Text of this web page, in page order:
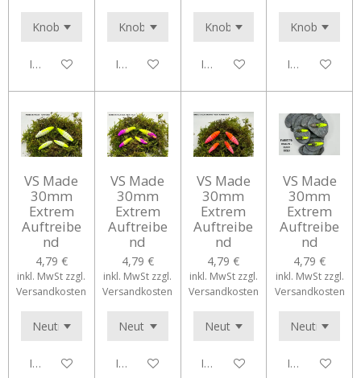
In den WarenkorbIn den WarenkorbIn den WarenkorbIn den
VS Made
30mm
Extrem
Auftreibe
nd
4,79 €
inkl. MwSt zzgl.
Versandkosten
In den Warenkorb
VS Made
30mm
Extrem
Auftreibe
nd
4,79 €
inkl. MwSt zzgl.
Versandkosten
In den Warenkorb
VS Made
30mm
Extrem
Auftreibe
nd
4,79 €
inkl. MwSt zzgl.
Versandkosten
In den Warenkorb
VS Made
30mm
Extrem
Auftreibe
nd
4,79 €
inkl. MwSt zzgl.
Versandkosten
In den